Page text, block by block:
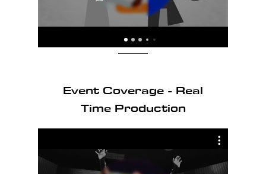
Event Coverage - Real
Time Production